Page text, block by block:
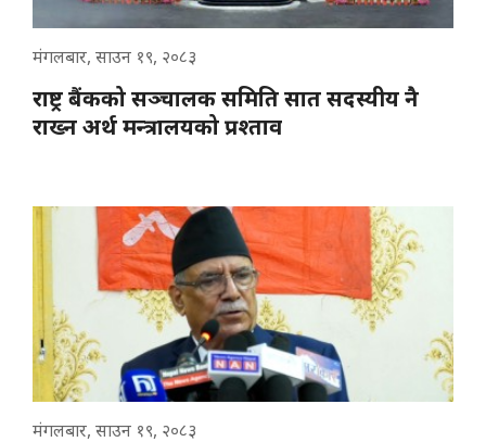
मंगलबार, साउन १९, २०८३
राष्ट्र बैंकको सञ्चालक समिति सात सदस्यीय नै
राख्न अर्थ मन्त्रालयको प्रश्ताव
मंगलबार, साउन १९, २०८३